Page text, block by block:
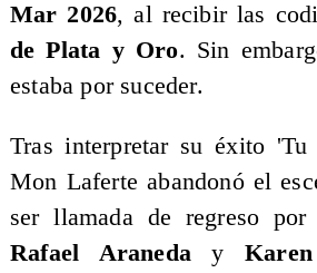
Mar 2026, al recibir las
de Plata y Oro. Sin
estaba por suceder.
Tras interpretar su éxito 'Tu
Mon Laferte abandonó el
ser llamada de regreso por
Rafael Araneday